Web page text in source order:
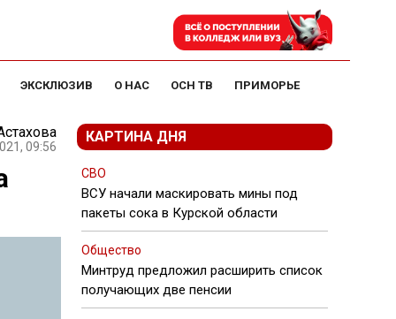
ЭКСКЛЮЗИВ О НАС ОСН ТВ ПРИМОРЬЕ
09:56
КАРТИНА ДНЯ
СВО
ВСУ начали маскировать мины под
пакеты сока в Курской области
Общество
Минтруд предложил расширить список
получающих две пенсии